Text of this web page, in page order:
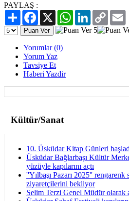
PAYLAŞ :
PaylaşFacebook
X WhatsAppLinkedIn
Copy
Link
Yorumlar (0)
Yorum Yaz
Tavsiye Et
Haberi Yazdir
Kültür/Sanat
10. Üsküdar Kitap Günleri
Üsküdar Bağlarbaşı Kültür
yüzüyle kapılarını açtı
''Yılbaşı Pazarı 2025'' rengarenk
ziyaretçilerini bekliyor
Selim Terzi Genel Müdür olarak